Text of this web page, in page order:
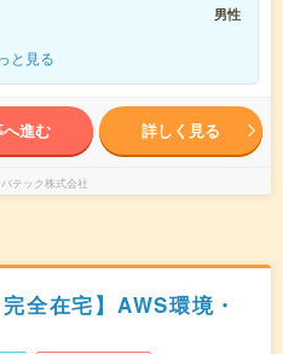
男性
と見る
へ進む 詳しく見る
テック株式会社
全在宅】AWS環境・